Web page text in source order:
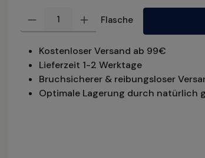
Produkt Anzahl: Gib den gewünschten Wert ein
Flasche
Kostenloser Versand ab 99€
Lieferzeit 1-2 Werktage
Bruchsicherer & reibungsloser
Optimale Lagerung durch natürlich